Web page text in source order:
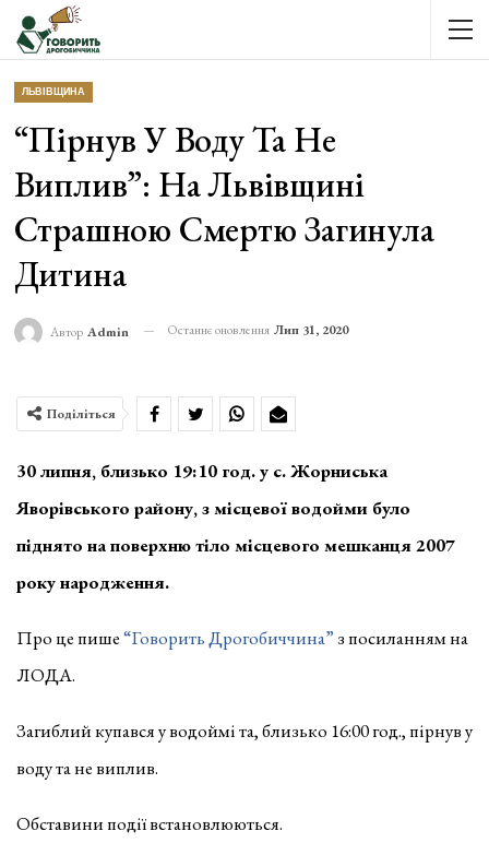
ЛЬВІВЩИНА
“Пірнув У Воду Та Не
Виплив”: На Львівщині
Страшною Смертю Загинула
Дитина
Автор Admin Останнє оновлення Лип 31, 2020
Поділіться
30 липня, близько 19:10 год. у с. Жорниська
Яворівського району, з місцевої водойми було
піднято на поверхню тіло місцевого мешканця 2007
року народження.
Про це пише“Говорить Дрогобиччина”з посиланням на
ЛОДА.
Загиблий купався у водоймі та, близько 16:00 год., пірнув у
воду та не виплив.
Обставини події встановлюються.